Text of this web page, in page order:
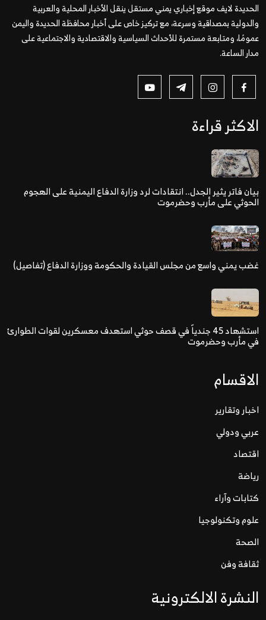
الحديدة لايف موقع إخباري يمني مستقل ينقل الأخبار المحلية والعربية
والدولية بمصداقية وسرعة، مع تركيز خاص على أخبار محافظة الحديدة واليمن
عمومًا، ومتابعة مستمرة للأحداث السياسية والاقتصادية والاجتماعية على
مدار الساعة.
الاكثر قراءة
بيان فاتر يثير الجدل.. انتقادات لرد وزارة الدفاع اليمنية على الهجوم
الحوثي على مأرب وحضرموت
غضب يمني واسع من مجلس القيادة والحكومة ووزارة الدفاع (تفاصيل)
استشهاد 45 جندياً في قصف حوثي استهدف معسكرين لقوات الطوارئ
في مأرب وحضرموت
الاقسام
اخبار وتقارير
عربي ودولي
اقتصاد
رياضة
كتابات وآراء
علوم وتكنولوجيا
الصحة
ثقافة وفن
النشرة الالكترونية